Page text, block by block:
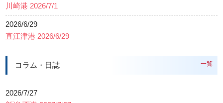
川崎港 2026/7/1
2026/6/29
直江津港 2026/6/29
コラム・日誌 一覧
2026/7/27